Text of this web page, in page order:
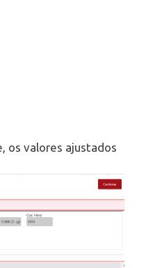
os valores ajustados